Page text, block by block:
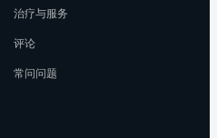
治疗与服务
评论
常问问题